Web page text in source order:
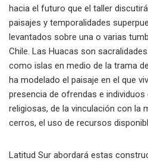
hacia el futuro que el taller
paisajes y temporalidades
levantados sobre una o varias
Chile. Las Huacas son
como islas en medio de la trama
ha modelado el paisaje en el que
presencia de ofrendas e
religiosas, de la vinculación con la
cerros, el uso de recursos
Latitud Sur abordará estas